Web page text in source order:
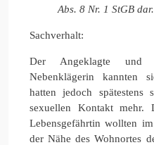
Abs. 8 Nr. 1 StGB dar.
Sachverhalt:
Der Angeklagte und
Nebenklägerin kannten
hatten jedoch
sexuellen Kontakt mehr.
Lebensgefährtin wollten
der Nähe des Wohnortes